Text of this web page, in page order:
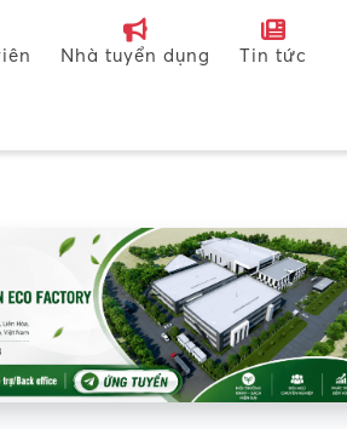
Nhà tuyển dụng Tin tức